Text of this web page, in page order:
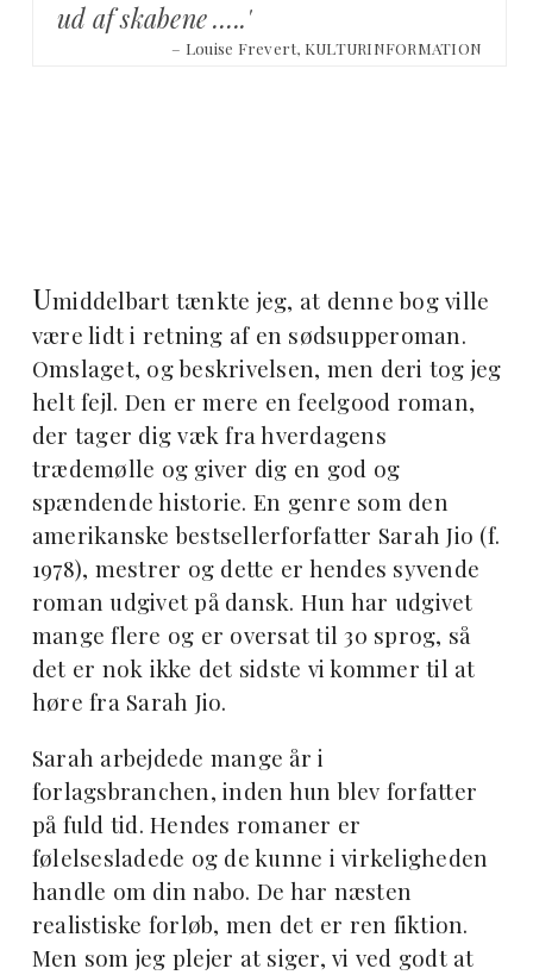
ud af skabene …..'
– Louise Frevert, KULTURINFORMATION
Umiddelbart tænkte jeg, at denne bog ville
være lidt i retning af en sødsupperoman.
Omslaget, og beskrivelsen, men deri tog jeg
helt fejl. Den er mere en feelgood roman,
der tager dig væk fra hverdagens
trædemølle og giver dig en god og
spændende historie. En genre som den
amerikanske bestsellerforfatter Sarah Jio (f.
1978), mestrer og dette er hendes syvende
roman udgivet på dansk. Hun har udgivet
mange flere og er oversat til 30 sprog, så
det er nok ikke det sidste vi kommer til at
høre fra Sarah Jio.
Sarah arbejdede mange år i
forlagsbranchen, inden hun blev forfatter
på fuld tid. Hendes romaner er
følelsesladede og de kunne i virkeligheden
handle om din nabo. De har næsten
realistiske forløb, men det er ren fiktion.
Men som jeg plejer at siger, vi ved godt at